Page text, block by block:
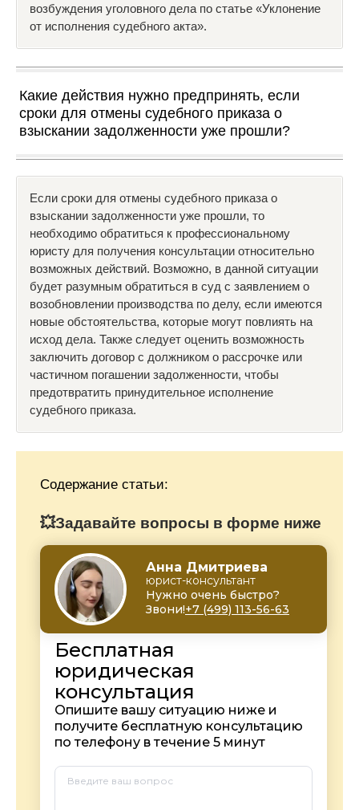
возбуждения уголовного дела по статье «Уклонение
от исполнения судебного акта».
Какие действия нужно предпринять, если
сроки для отмены судебного приказа о
взыскании задолженности уже прошли?
Если сроки для отмены судебного приказа о
взыскании задолженности уже прошли, то
необходимо обратиться к профессиональному
юристу для получения консультации относительно
возможных действий. Возможно, в данной ситуации
будет разумным обратиться в суд с заявлением о
возобновлении производства по делу, если имеются
новые обстоятельства, которые могут повлиять на
исход дела. Также следует оценить возможность
заключить договор с должником о рассрочке или
частичном погашении задолженности, чтобы
предотвратить принудительное исполнение
судебного приказа.
Содержание статьи:
💥Задавайте вопросы в форме ниже